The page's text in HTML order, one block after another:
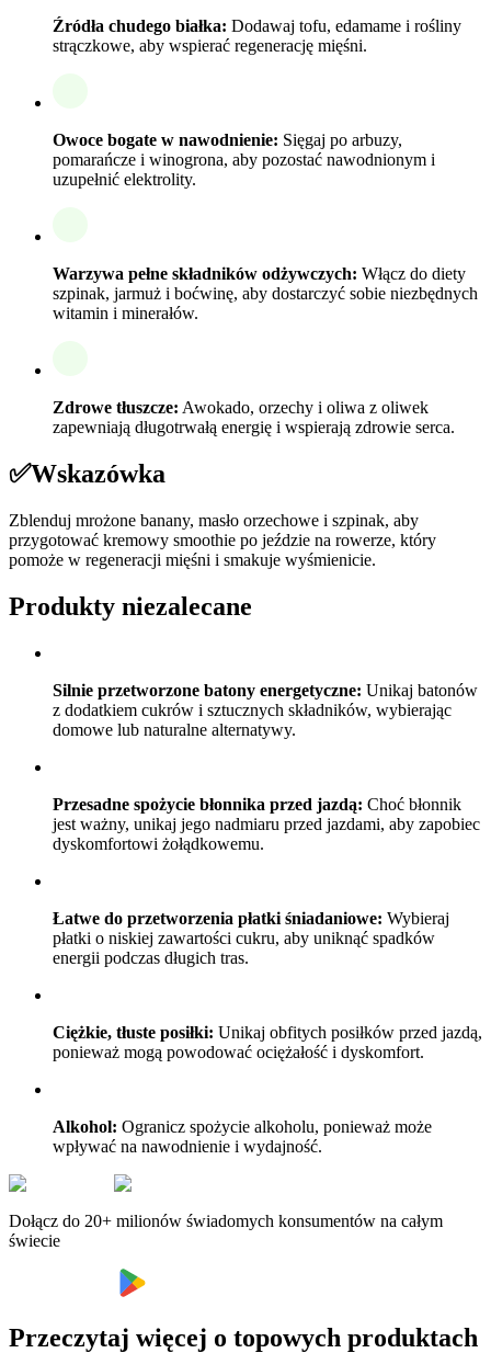
Źródła chudego białka: Dodawaj tofu, edamame i rośliny
strączkowe, aby wspierać regenerację mięśni.
Owoce bogate w nawodnienie: Sięgaj po arbuzy,
pomarańcze i winogrona, aby pozostać nawodnionym i
uzupełnić elektrolity.
Warzywa pełne składników odżywczych: Włącz do diety
szpinak, jarmuż i boćwinę, aby dostarczyć sobie niezbędnych
witamin i minerałów.
Zdrowe tłuszcze: Awokado, orzechy i oliwa z oliwek
zapewniają długotrwałą energię i wspierają zdrowie serca.
✅Wskazówka
Zblenduj mrożone banany, masło orzechowe i szpinak, aby
przygotować kremowy smoothie po jeździe na rowerze, który
pomoże w regeneracji mięśni i smakuje wyśmienicie.
Produkty niezalecane
Silnie przetworzone batony energetyczne: Unikaj batonów
z dodatkiem cukrów i sztucznych składników, wybierając
domowe lub naturalne alternatywy.
Przesadne spożycie błonnika przed jazdą: Choć błonnik
jest ważny, unikaj jego nadmiaru przed jazdami, aby zapobiec
dyskomfortowi żołądkowemu.
Łatwe do przetworzenia płatki śniadaniowe: Wybieraj
płatki o niskiej zawartości cukru, aby uniknąć spadków
energii podczas długich tras.
Ciężkie, tłuste posiłki: Unikaj obfitych posiłków przed jazdą,
ponieważ mogą powodować ociężałość i dyskomfort.
Alkohol: Ogranicz spożycie alkoholu, ponieważ może
wpływać na nawodnienie i wydajność.
Dołącz do 20+ milionów świadomych konsumentów na całym
świecie
Przeczytaj więcej o topowych produktach